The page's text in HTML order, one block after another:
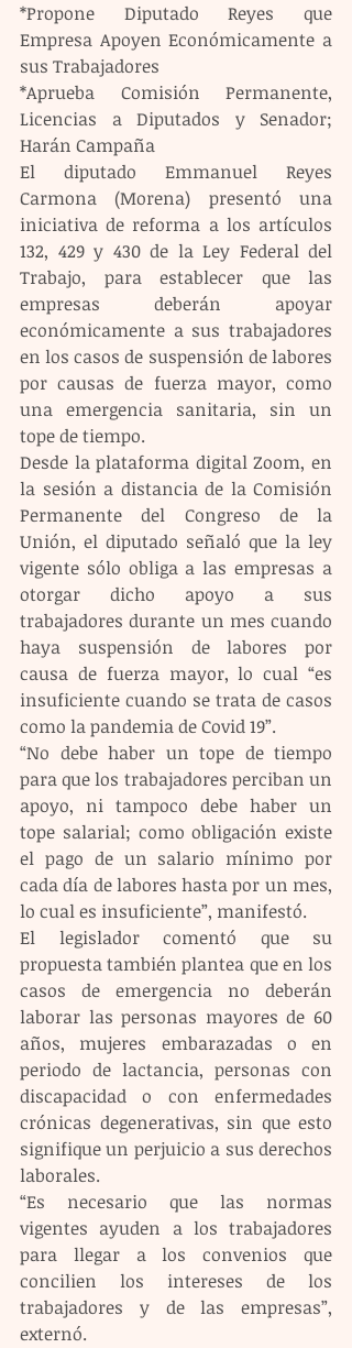
*Propone Diputado Reyes que
Empresa Apoyen Económicamente a
sus Trabajadores
*Aprueba Comisión Permanente,
Licencias a Diputados y Senador;
Harán Campaña
El diputado Emmanuel Reyes
Carmona (Morena) presentó una
iniciativa de reforma a los artículos
132, 429 y 430 de la Ley Federal del
Trabajo, para establecer que las
empresas deberán apoyar
económicamente a sus trabajadores
en los casos de suspensión de labores
por causas de fuerza mayor, como
una emergencia sanitaria, sin un
tope de tiempo.
Desde la plataforma digital Zoom, en
la sesión a distancia de la Comisión
Permanente del Congreso de la
Unión, el diputado señaló que la ley
vigente sólo obliga a las empresas a
otorgar dicho apoyo a sus
trabajadores durante un mes cuando
haya suspensión de labores por
causa de fuerza mayor, lo cual “es
insuficiente cuando se trata de casos
como la pandemia de Covid 19”.
“No debe haber un tope de tiempo
para que los trabajadores perciban un
apoyo, ni tampoco debe haber un
tope salarial; como obligación existe
el pago de un salario mínimo por
cada día de labores hasta por un mes,
lo cual es insuficiente”, manifestó.
El legislador comentó que su
propuesta también plantea que en los
casos de emergencia no deberán
laborar las personas mayores de 60
años, mujeres embarazadas o en
periodo de lactancia, personas con
discapacidad o con enfermedades
crónicas degenerativas, sin que esto
signifique un perjuicio a sus derechos
laborales.
“Es necesario que las normas
vigentes ayuden a los trabajadores
para llegar a los convenios que
concilien los intereses de los
trabajadores y de las empresas”,
externó.